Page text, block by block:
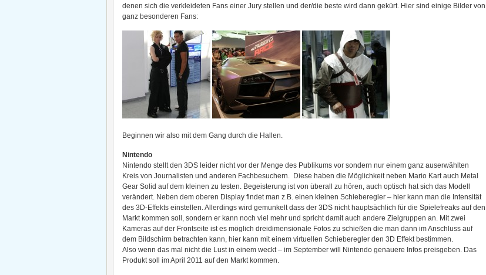
denen sich die verkleideten Fans einer Jury stellen und der/die beste wird dann gekürt. Hier sind einige Bilder von
ganz besonderen Fans:
Beginnen wir also mit dem Gang durch die Hallen.
Nintendo
Nintendo stellt den 3DS leider nicht vor der Menge des Publikums vor sondern nur einem ganz auserwählten
Kreis von Journalisten und anderen Fachbesuchern. Diese haben die Möglichkeit neben Mario Kart auch Metal
Gear Solid auf dem kleinen zu testen. Begeisterung ist von überall zu hören, auch optisch hat sich das Modell
verändert. Neben dem oberen Display findet man z.B. einen kleinen Schieberegler – hier kann man die Intensität
des 3D-Effekts einstellen. Allerdings wird gemunkelt dass der 3DS nicht hauptsächlich für die Spielefreaks auf den
Markt kommen soll, sondern er kann noch viel mehr und spricht damit auch andere Zielgruppen an. Mit zwei
Kameras auf der Frontseite ist es möglich dreidimensionale Fotos zu schießen die man dann im Anschluss auf
dem Bildschirm betrachten kann, hier kann mit einem virtuellen Schieberegler den 3D Effekt bestimmen.
Also wenn das mal nicht die Lust in einem weckt – im September will Nintendo genauere Infos preisgeben. Das
Produkt soll im April 2011 auf den Markt kommen.